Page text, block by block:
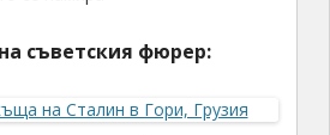
съветския фюрер: